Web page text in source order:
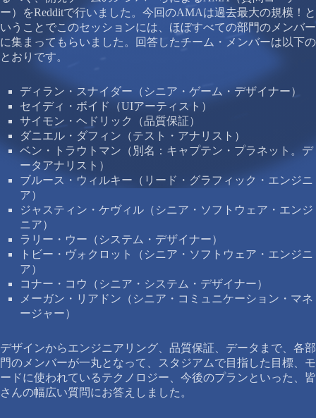
ー）をRedditで行いました。今回のAMAは過去最大の規模！と
いうことでこのセッションには、ほぼすべての部門のメンバー
に集まってもらいました。回答したチーム・メンバーは以下の
とおりです。
ディラン・スナイダー（シニア・ゲーム・デザイナー）
セイディ・ボイド（UIアーティスト）
サイモン・ヘドリック（品質保証）
ダニエル・ダフィン（テスト・アナリスト）
ベン・トラウトマン（別名：キャプテン・プラネット。デ
ータアナリスト）
ブルース・ウィルキー（リード・グラフィック・エンジニ
ア）
ジャスティン・ケヴィル（シニア・ソフトウェア・エンジ
ニア）
ラリー・ウー（システム・デザイナー）
トビー・ヴォクロット（シニア・ソフトウェア・エンジニ
ア）
コナー・コウ（シニア・システム・デザイナー）
メーガン・リアドン（シニア・コミュニケーション・マネ
ージャー）
デザインからエンジニアリング、品質保証、データまで、各部
門のメンバーが一丸となって、スタジアムで目指した目標、モ
ードに使われているテクノロジー、今後のプランといった、皆
さんの幅広い質問にお答えしました。